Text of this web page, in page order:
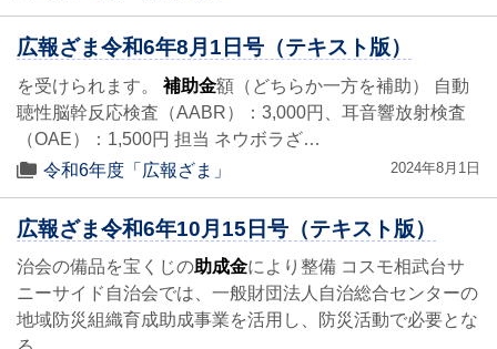
広報ざま令和6年8月1日号（テキスト版）
を受けられます。 補助金額（どちらか一方を補助） 自動
聴性脳幹反応検査（AABR）：3,000円、耳音響放射検査
（OAE）：1,500円 担当 ネウボラざ…
令和6年度「広報ざま」
2024年8月1日
広報ざま令和6年10月15日号（テキスト版）
治会の備品を宝くじの助成金により整備 コスモ相武台サ
ニーサイド自治会では、一般財団法人自治総合センターの
地域防災組織育成助成事業を活用し、防災活動で必要とな